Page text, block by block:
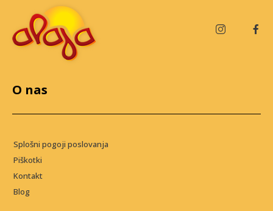
O nas
Splošni pogoji poslovanja
Piškotki
Kontakt
Blog